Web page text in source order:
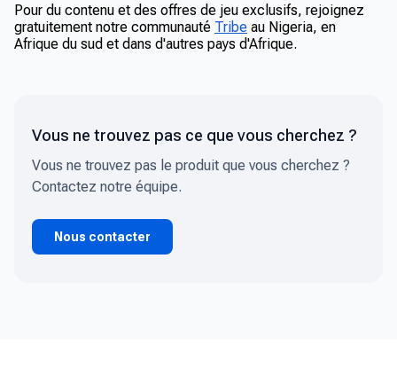
Pour du contenu et des offres de jeu exclusifs, rejoignez
gratuitement notre communauté Tribe au Nigeria, en
Afrique du sud et dans d'autres pays d'Afrique.
Vous ne trouvez pas ce que vous cherchez ?
Vous ne trouvez pas le produit que vous cherchez ?
Contactez notre équipe.
Nous contacter